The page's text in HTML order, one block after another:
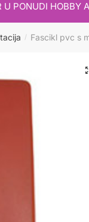
U PONUDI HOBBY
/ Fascikl pvc s